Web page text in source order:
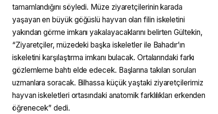
tamamlandığını söyledi. Müze ziyaretçilerinin karada
yaşayan en büyük göğüslü hayvan olan filin iskeletini
yakından görme imkanı yakalayacaklarını belirten Gültekin,
“Ziyaretçiler, müzedeki başka iskeletler ile Bahadır’ın
iskeletini karşılaştırma imkanı bulacak. Ortalarındaki farkı
gözlemleme bahtı elde edecek. Başlarına takılan soruları
uzmanlara soracak. Bilhassa küçük yaştaki ziyaretçilerimiz
hayvan iskeletleri ortasındaki anatomik farklılıkları erkenden
öğrenecek” dedi.